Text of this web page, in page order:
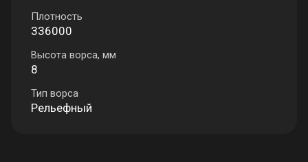
Плотность
336000
Высота ворса, мм
8
Тип ворса
Рельефный